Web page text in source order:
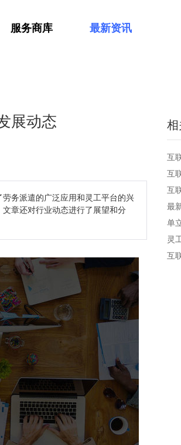
服务商库 最新资讯
展动态
务派遣的广泛应用和灵工平台的兴
章还对行业动态进行了展望和分
相
互
互
互
最
单
灵
互